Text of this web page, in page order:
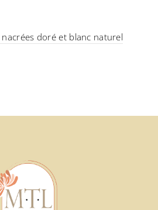
doré et blanc naturel